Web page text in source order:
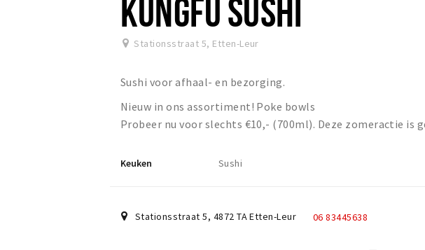
KUNGFU SUSHI
Stationsstraat 5, Etten-Leur
Sushi voor afhaal- en bezorging.
Nieuw in ons assortiment! Poke bowls
Probeer nu voor slechts €10,- (700ml). Deze zomeractie is
Keuken Sushi
Stationsstraat 5, 4872 TAEtten-Leur 06 83445638